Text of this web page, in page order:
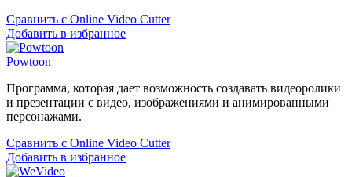
Сравнить с Online Video Cutter
Добавить в избранное
Powtoon
Программа, которая дает возможность создавать видеоролики
и презентации с видео, изображениями и анимированными
персонажами.
Сравнить с Online Video Cutter
Добавить в избранное